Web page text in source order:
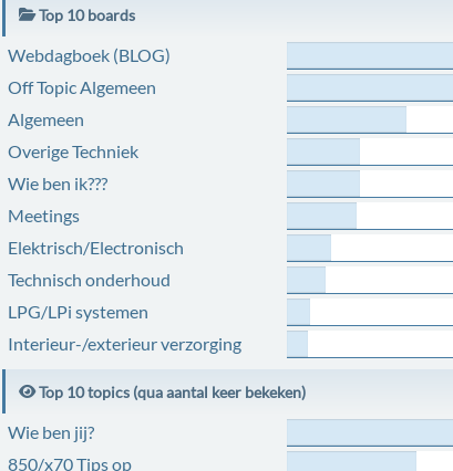
Top 10 boards
Webdagboek (BLOG)
Off Topic Algemeen
Algemeen
Overige Techniek
Wie ben ik???
Meetings
Elektrisch/Electronisch
Technisch onderhoud
LPG/LPi systemen
Interieur-/exterieur verzorging
Top 10 topics (qua aantal keer bekeken)
Wie ben jij?
850/x70 Tips op